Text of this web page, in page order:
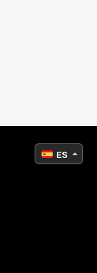
ES